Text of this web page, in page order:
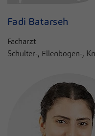
Fadi Batarseh
Facharzt
Schulter-, Ellenbogen-,